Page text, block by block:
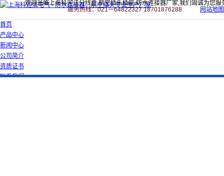
欢迎光临上海科迎法分线盒,航空插头插座,防水连接器厂家,我们竭诚为您服
服务热线：021－64822327 18701876288
网站地图
首页
产品中心
新闻中心
公司简介
资质证书
联系我们